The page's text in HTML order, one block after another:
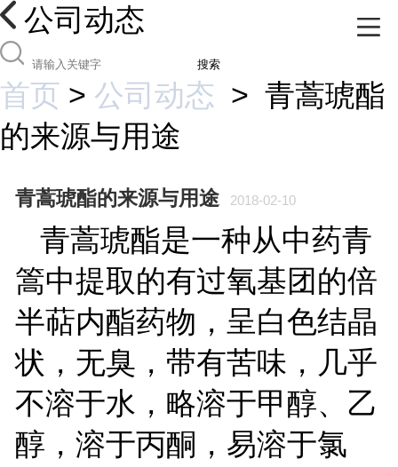
公司动态
搜索
首页 > 公司动态 > 青蒿琥酯
的来源与用途
青蒿琥酯的来源与用途 2018-02-10
青蒿琥酯是一种从中药青
篙中提取的有过氧基团的倍
半萜内酯药物，呈白色结晶
状，无臭，带有苦味，几乎
不溶于水，略溶于甲醇、乙
醇，溶于丙酮，易溶于氯